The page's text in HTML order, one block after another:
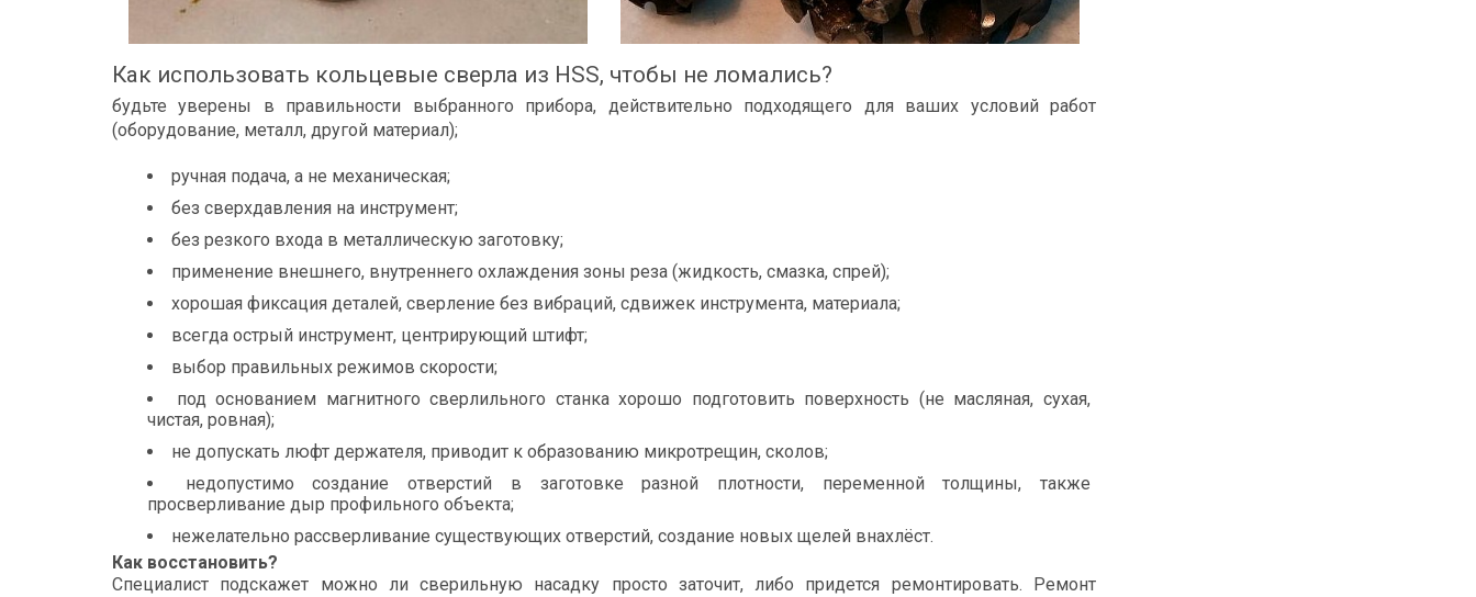
Как использовать кольцевые сверла из HSS, чтобы не ломались?
будьте уверены в правильности выбранного прибора, действительно подходящего для ваших условий работ
(оборудование, металл, другой материал);
ручная подача, а не механическая;
без сверхдавления на инструмент;
без резкого входа в металлическую заготовку;
применение внешнего, внутреннего охлаждения зоны реза (жидкость, смазка, спрей);
хорошая фиксация деталей, сверление без вибраций, сдвижек инструмента, материала;
всегда острый инструмент, центрирующий штифт;
выбор правильных режимов скорости;
под основанием магнитного сверлильного станка хорошо подготовить поверхность (не масляная, сухая,
чистая, ровная);
не допускать люфт держателя, приводит к образованию микротрещин, сколов;
недопустимо создание отверстий в заготовке разной плотности, переменной толщины, также
просверливание дыр профильного объекта;
нежелательно рассверливание существующих отверстий, создание новых щелей внахлёст.
Как восстановить?
Специалист подскажет можно ли сверильную насадку просто заточит, либо придется ремонтировать. Ремонт